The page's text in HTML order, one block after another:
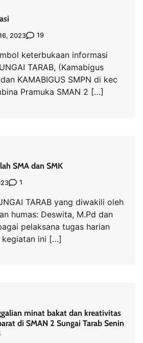
2023 19
keterbukaan informasi
TARAB, (Kamabigus
KAMABIGUS SMPN di kec
Pramuka SMAN 2 […]
SMA dan SMK
1
TARAB yang diwakili oleh
humas: Deswita, M.Pd dan
pelaksana tugas harian
kegiatan ini […]
minat bakat dan kreativitas
di SMAN 2 Sungai Tarab Senin